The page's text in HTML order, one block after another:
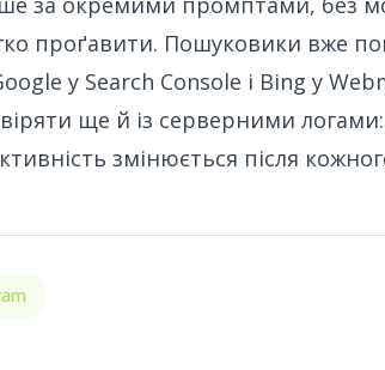
проґавити. Пошуковики вже
у Search Console і Bing у
ще й із серверними
змінюється після